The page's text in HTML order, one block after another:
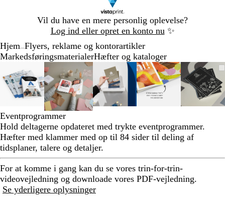
Vil du have en mere personlig oplevelse?
Log ind eller opret en konto nu ✨
1
Hjem Flyers, reklame og kontorartikler
MarkedsføringsmaterialerHæfter og kataloger
Zoombart
billede
Zoomet
til
minimum
for
at
udvide
tasterne
plus
og
til
at
zoome
og
til
at
panorere
Zoombart
billede
Zoomet
til
minimum
Klik
for
at
udvide
Brug
tasterne
plus
og
minus
at
zoome
og
til
at
panorere
Zoombart
billede
Zoomet
til
minimum
Klik
for
at
Brug
tasterne
plus
minus
at
zoome
til
at
Zoombart
billede
Zoomet
til
minimum
Klik
for
at
udvide
Brug
tasterne
plus
og
at
zoome
til
at
til
Klik
for
at
Brug
plus
og
minus
at
1
Eventprogrammer
Hold deltagerne opdateret med trykte eventprogrammer.
Hæfter med klammer med op til 84 sider til deling af
tidsplaner, talere og detaljer.
For at komme i gang kan du se vores trin-for-trin-
videovejledning og downloade vores PDF-vejledning.
Se yderligere oplysninger